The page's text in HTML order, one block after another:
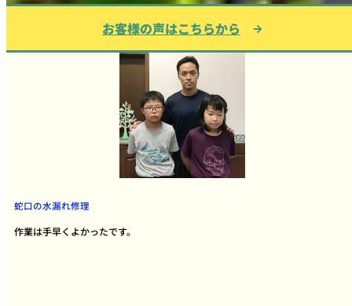
お客様の声はこちらから
蛇口の水漏れ修理
作業は手早くよかったです。